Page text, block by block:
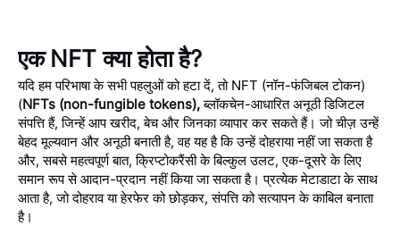
एक NFT क्या होता है?
यदि हम परिभाषा के सभी पहलुओं को हटा दें, तो NFT (नॉन-फंजिबल टोकन)
(NFTs (non-fungible tokens),ब्लॉकचेन-आधारित अनूठी डिजिटल
संपत्ति हैं, जिन्हें आप खरीद, बेच और जिनका व्यापार कर सकते हैं। जो चीज़ उन्हें
बेहद मूल्यवान और अनूठी बनाती है, वह यह है कि उन्हें दोहराया नहीं जा सकता है
और, सबसे महत्वपूर्ण बात, क्रिप्टोकरैंसी के बिल्कुल उलट, एक-दूसरे के लिए
समान रूप से आदान-प्रदान नहीं किया जा सकता है। प्रत्येक मेटाडाटा के साथ
आता है, जो दोहराव या हेरफेर को छोड़कर, संपत्ति को सत्यापन के काबिल बनाता
है।